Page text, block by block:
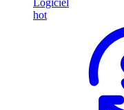
Logiciel
hot